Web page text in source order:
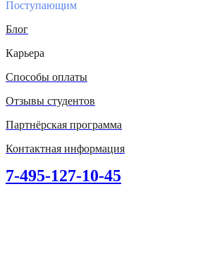
Поступающим
Блог
Карьера
Способы оплаты
Отзывы студентов
Партнёрская программа
Контактная информация
7-495-127-10-45